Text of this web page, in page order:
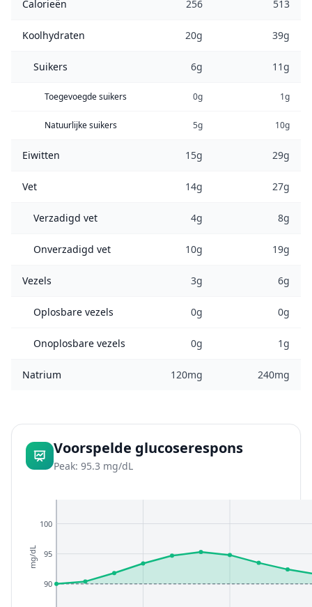
Calorieën 256 513
Koolhydraten 20g 39g
Suikers 6g 11g
Toegevoegde suikers 0g 1g
Natuurlijke suikers 5g 10g
Eiwitten 15g 29g
Vet 14g 27g
Verzadigd vet 4g 8g
Onverzadigd vet 10g 19g
Vezels 3g 6g
Oplosbare vezels 0g 0g
Onoplosbare vezels 0g 1g
Natrium 120mg 240mg
Voorspelde glucoserespons
Peak: 95.3 mg/dL
90
95
100
mg/dL